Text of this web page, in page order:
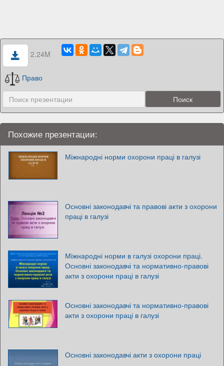
2.24M
Право
Похожие презентации:
Міжнародні норми охорони праці в галузі
Основні законодавчі та правові акти з охорони
праці в галузі
Міжнародні норми в галузі охорони праці.
Основні законодавчі та нормативно-правові
акти з охорони праці в галузі
Основні законодавчі та нормативно-правові
акти з охорони праці в галузі
Основні законодавчі акти з охорони праці